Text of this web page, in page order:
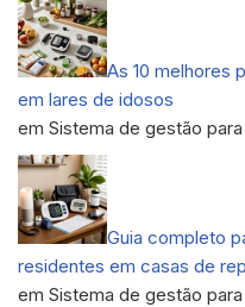
As 10 melhores
em lares de idosos
em Sistema de gestão
Guia completo
residentes em casas de
em Sistema de gestão